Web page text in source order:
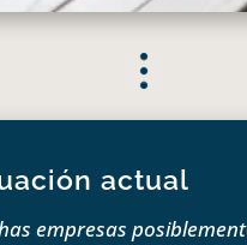
actual
empresas